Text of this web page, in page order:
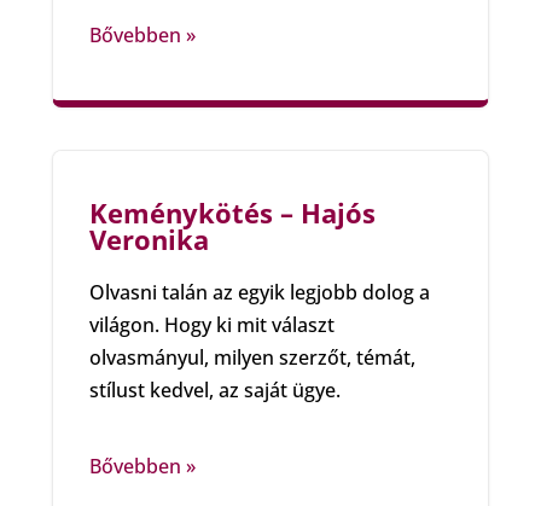
Bővebben »
Keménykötés – Hajós
Veronika
Olvasni talán az egyik legjobb dolog a
világon. Hogy ki mit választ
olvasmányul, milyen szerzőt, témát,
stílust kedvel, az saját ügye.
Bővebben »